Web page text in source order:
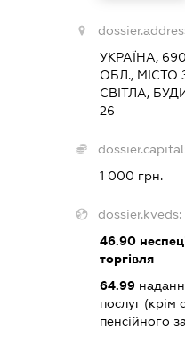
УКРАЇНА,
ОБЛ.,
СВІТЛА,
26
1 000 грн.
dossier.kveds:
46.90
торгівля
64.99
послуг (крім
пенсійного